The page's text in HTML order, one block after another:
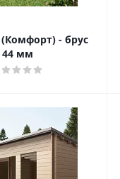
- брус
44 мм